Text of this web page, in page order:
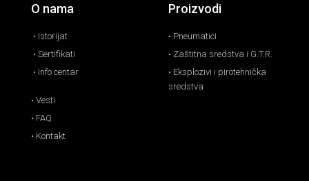
O nama
• Istorijat
• Sertifikati
• Info centar
• Vesti
• FAQ
• Kontakt
Proizvodi
• Pneumatici
• Zaštitna sredstva i G.T.R.
• Eksplozivi i pirotehnička
sredstva